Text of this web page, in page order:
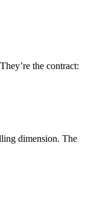
the contract:
dimension. The